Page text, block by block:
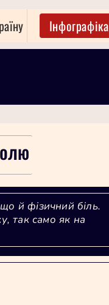
Інфографіка
що й фізичний біль.
так само як на